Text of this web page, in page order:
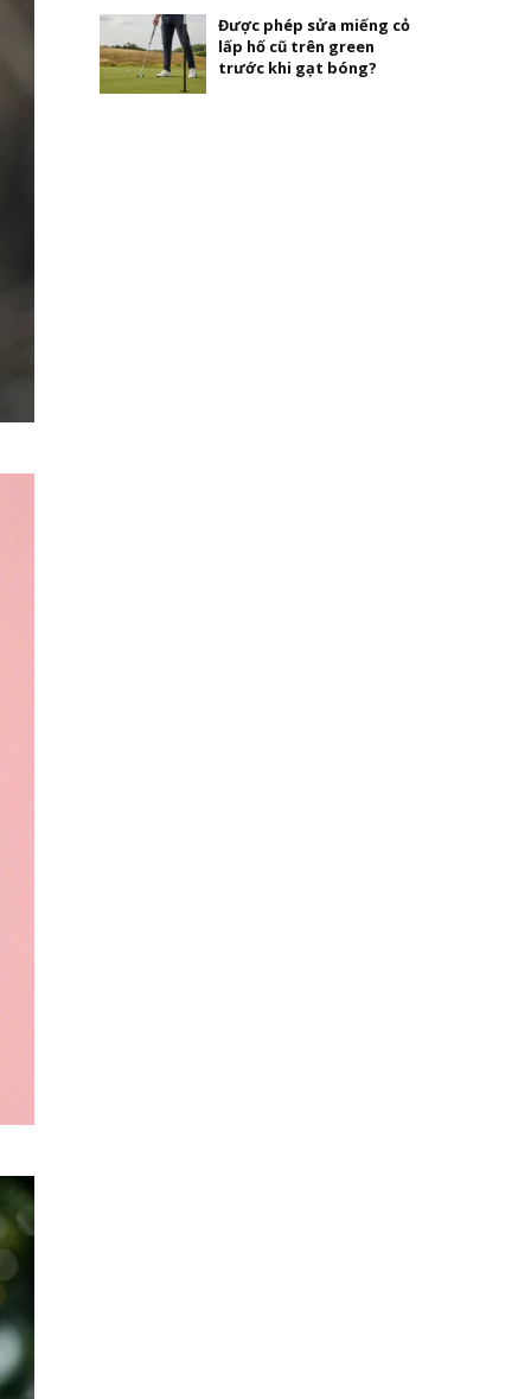
Được phép sửa miếng cỏ
lấp hố cũ trên green
trước khi gạt bóng?